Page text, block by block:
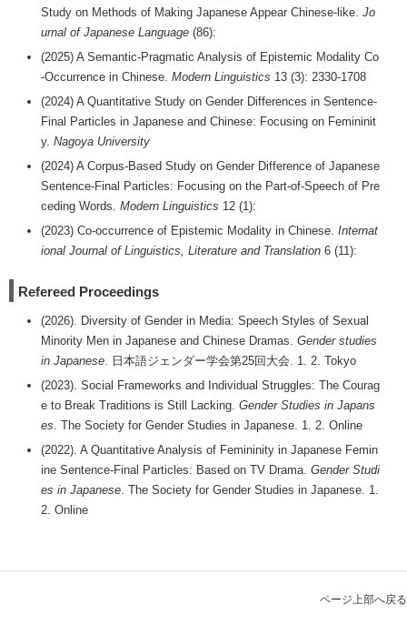
Study on Methods of Making Japanese Appear Chinese-like. Jo
urnal of Japanese Language (86):
(2025) A Semantic-Pragmatic Analysis of Epistemic Modality Co
-Occurrence in Chinese. Modern Linguistics 13 (3): 2330-1708
(2024) A Quantitative Study on Gender Differences in Sentence-
Final Particles in Japanese and Chinese: Focusing on Femininit
y. Nagoya University
(2024) A Corpus-Based Study on Gender Difference of Japanese
Sentence-Final Particles: Focusing on the Part-of-Speech of Pre
ceding Words. Modern Linguistics 12 (1):
(2023) Co-occurrence of Epistemic Modality in Chinese. Internat
ional Journal of Linguistics, Literature and Translation 6 (11):
Refereed Proceedings
(2026). Diversity of Gender in Media: Speech Styles of Sexual
Minority Men in Japanese and Chinese Dramas. Gender studies
in Japanese. 日本語ジェンダー学会第25回大会. 1. 2. Tokyo
(2023). Social Frameworks and Individual Struggles: The Courag
e to Break Traditions is Still Lacking. Gender Studies in Japans
es. The Society for Gender Studies in Japanese. 1. 2. Online
(2022). A Quantitative Analysis of Femininity in Japanese Femin
ine Sentence-Final Particles: Based on TV Drama. Gender Studi
es in Japanese. The Society for Gender Studies in Japanese. 1.
2. Online
ページ上部へ戻る